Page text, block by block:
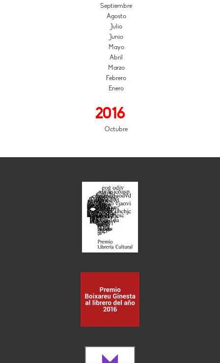
Septiembre
Agosto
Julio
Junio
Mayo
Abril
Marzo
Febrero
Enero
2016
Octubre